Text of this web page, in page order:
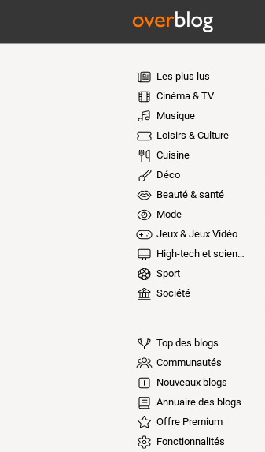
Les plus lus
Cinéma & TV
Musique
Loisirs & Culture
Cuisine
Déco
Beauté & santé
Mode
Jeux & Jeux Vidéo
High-tech et sciences
Sport
Société
Top des blogs
Communautés
Nouveaux blogs
Annuaire des blogs
Offre Premium
Fonctionnalités